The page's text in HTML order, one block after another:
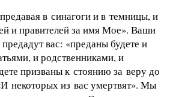
в синагоги и в темницы, и
и правителей за имя Мое». Ваши
вас: «преданы будете и
и родственниками, и
призваны к стоянию за веру до
некоторых из вас умертвят». Мы